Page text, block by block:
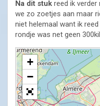
Na dit stuk reed ik verder
we zo zoetjes aan maar
niet helemaal want ik reed
rondje was net geen
+
−